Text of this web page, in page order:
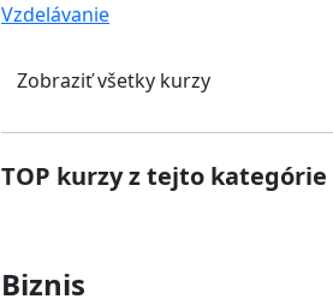
Vzdelávanie
Zobraziť všetky kurzy
TOP kurzy z tejto kategórie
Biznis